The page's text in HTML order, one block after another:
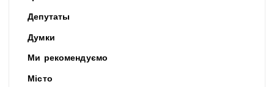
Депутаты
Думки
Ми рекомендуємо
Місто